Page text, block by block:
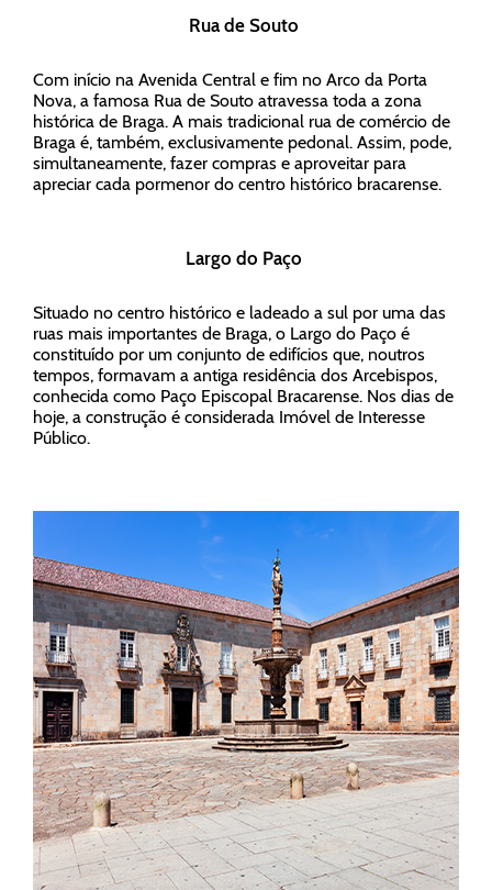
Rua de Souto
Com início na Avenida Central e fim no Arco da Porta
Nova, a famosa Rua de Souto atravessa toda a zona
histórica de Braga. A mais tradicional rua de comércio de
Braga é, também, exclusivamente pedonal. Assim, pode,
simultaneamente, fazer compras e aproveitar para
apreciar cada pormenor do centro histórico bracarense.
Largo do Paço
Situado no centro histórico e ladeado a sul por uma das
ruas mais importantes de Braga, o Largo do Paço é
constituído por um conjunto de edifícios que, noutros
tempos, formavam a antiga residência dos Arcebispos,
conhecida como Paço Episcopal Bracarense. Nos dias de
hoje, a construção é considerada Imóvel de Interesse
Público.